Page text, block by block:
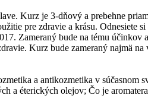
Kurz je 3-dňový a prebehne
pre zdravie a krásu. Odnesiete
Zameraný bude na tému
Kurz bude zameraný najmä
a antikozmetika v súčasnom
a éterických olejov; Čo je